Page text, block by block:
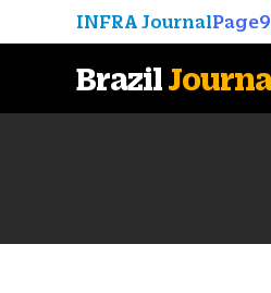
INFRA JournalPage9
Brazil